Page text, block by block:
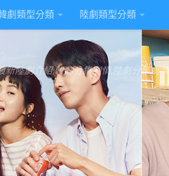
劇類型分類 陸劇類型分類
新陸劇介紹,韓劇分集劇情,陸劇分集劇情